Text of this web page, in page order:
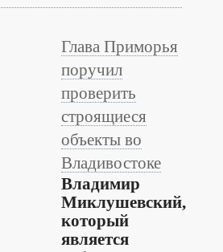
Глава Приморья
поручил
проверить
строящиеся
объекты во
Владивостоке
Владимир
Миклушевский,
который
является